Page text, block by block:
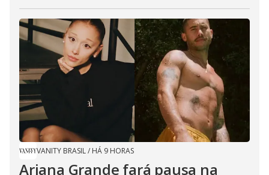
VANITY BRASIL/ HÁ 9 HORAS
Ariana Grande fará pausa na